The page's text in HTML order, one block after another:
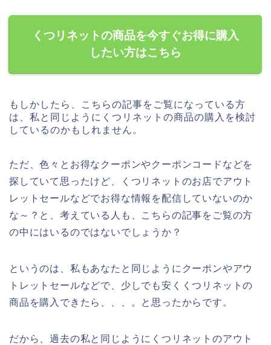
くつリネットの商品を今すぐお得に購入
したい方はこちら
もしかしたら、こちらの記事をご覧になっている方
は、私と同じようにくつリネットの商品の購入を検討
しているのかもしれません。
ただ、色々とお得なクーポンやクーポンコードなどを
探していて思ったけど、くつリネットのお店でアウト
レットセールなどでお得な情報を配信していないのか
な～？と、考えている人も、こちらの記事をご覧の方
の中にはいるのではないでしょうか？
というのは、私もあなたと同じようにクーポンやアウ
トレットセールなどで、少しでも安くくつリネットの
商品を購入できたら、、、。と思ったからです。
だから、過去の私と同じようにくつリネットのアウト